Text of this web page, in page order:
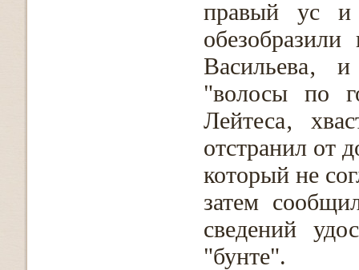
правый ус и
обезобразили
Васильева‚
"волосы по
Лейтеса‚
отстранил от
который не
затем
сведений
"бунте".